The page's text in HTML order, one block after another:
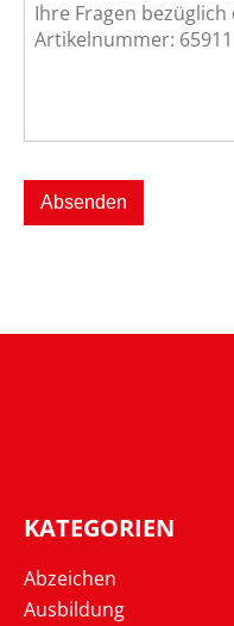
Absenden
KATEGORIEN
Abzeichen
Ausbildung